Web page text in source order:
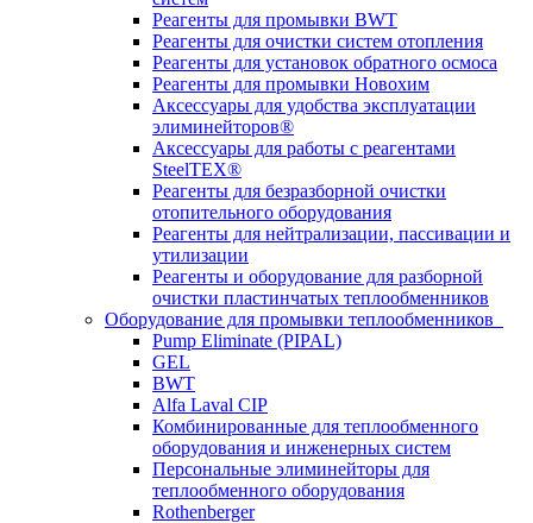
Реагенты для промывки BWT
Реагенты для очистки систем отопления
Реагенты для установок обратного осмоса
Реагенты для промывки Новохим
Аксессуары для удобства эксплуатации
элиминейторов®
Аксессуары для работы с реагентами
SteelTEX®
Реагенты для безразборной очистки
отопительного оборудования
Реагенты для нейтрализации, пассивации и
утилизации
Реагенты и оборудование для разборной
очистки пластинчатых теплообменников
Оборудование для промывки теплообменников
Pump Eliminate (PIPAL)
GEL
BWT
Alfa Laval CIP
Комбинированные для теплообменного
оборудования и инженерных систем
Персональные элиминейторы для
теплообменного оборудования
Rothenberger